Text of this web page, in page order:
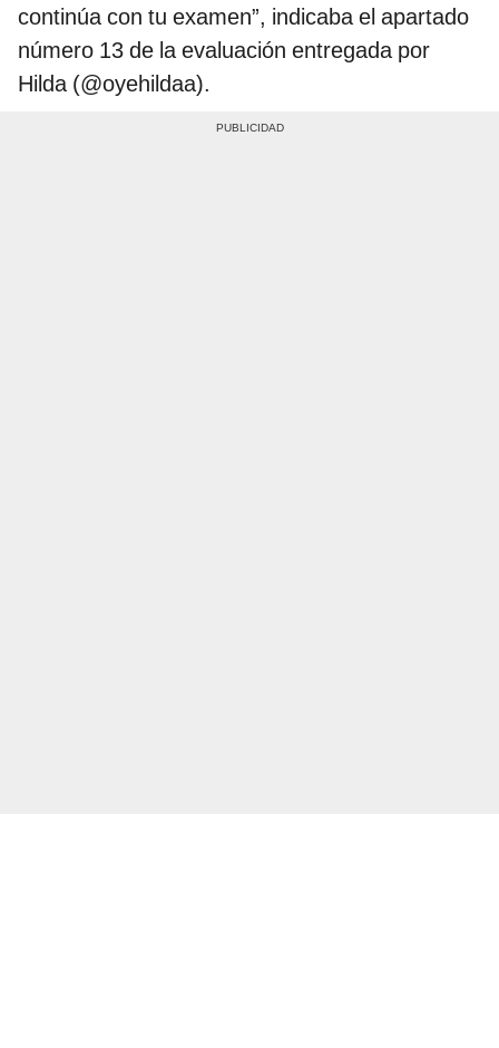
continúa con tu examen”, indicaba el apartado
número 13 de la evaluación entregada por
Hilda (@oyehildaa).